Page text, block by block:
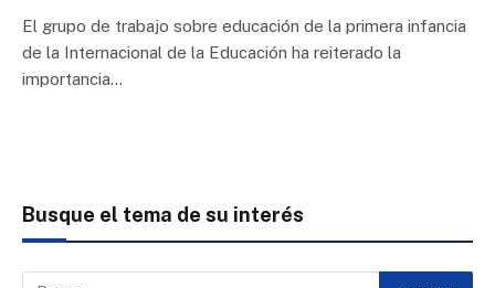
El grupo de trabajo sobre educación de la primera infancia
de la Internacional de la Educación ha reiterado la
importancia…
Busque el tema de su interés